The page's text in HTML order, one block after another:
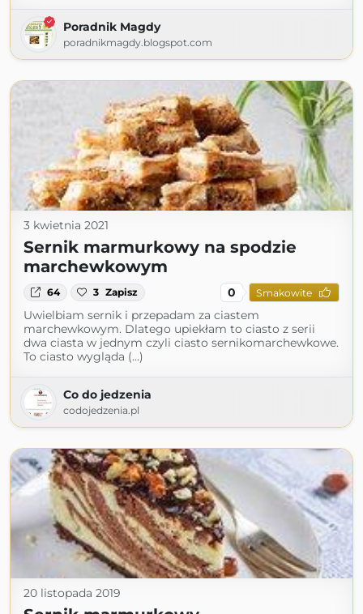
Poradnik Magdy
poradnikmagdy.blogspot.com
3 kwietnia 2021
Sernik marmurkowy na spodzie
marchewkowym
64 3 Zapisz 0 Smakowite
Uwielbiam sernik i przepadam za ciastem
marchewkowym. Dlatego upiekłam to ciasto z serii
dwa ciasta w jednym czyli ciasto sernikomarchewkowe.
To ciasto wygląda (...)
Co do jedzenia
codojedzenia.pl
20 listopada 2019